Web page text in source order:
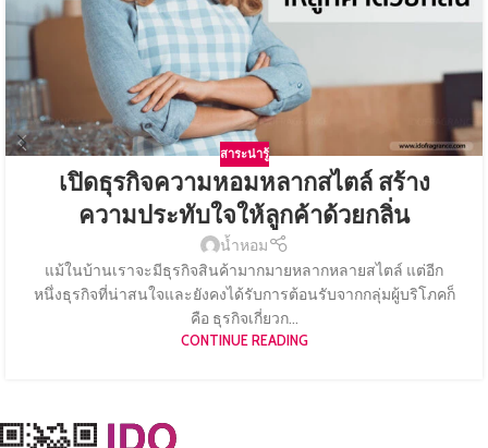
สาระน่ารู้
เปิดธุรกิจความหอมหลากสไตล์ สร้าง
ความประทับใจให้ลูกค้าด้วยกลิ่น
น้ำหอม
แม้ในบ้านเราจะมีธุรกิจสินค้ามากมายหลากหลายสไตล์ แต่อีก
หนึ่งธุรกิจที่น่าสนใจและยังคงได้รับการต้อนรับจากกลุ่มผู้บริโภคก็
คือ ธุรกิจเกี่ยวก...
CONTINUE READING